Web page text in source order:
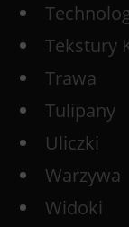
Tekstury
Trawa
Tulipany
Uliczki
Warzywa
Widoki